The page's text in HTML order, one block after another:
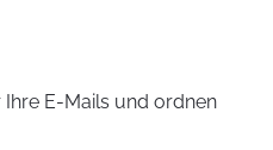
Ihre E-Mails und ordnen